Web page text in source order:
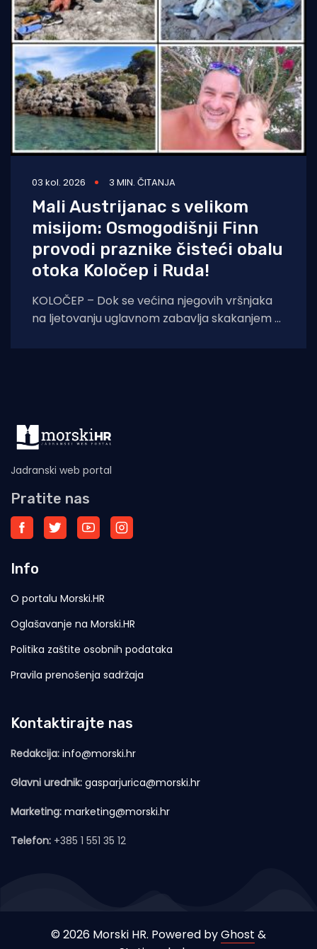
03 kol. 2026 3 MIN. ČITANJA
Mali Austrijanac s velikom
misijom: Osmogodišnji Finn
provodi praznike čisteći obalu
otoka Koločep i Ruda!
KOLOČEP – Dok se većina njegovih vršnjaka
na ljetovanju uglavnom zabavlja skakanjem u
Jadranski web portal
Pratite nas
Info
O portalu Morski.HR
Oglašavanje na Morski.HR
Politika zaštite osobnih podataka
Pravila prenošenja sadržaja
Kontaktirajte nas
Redakcija: info@morski.hr
Glavni urednik: gasparjurica@morski.hr
Marketing: marketing@morski.hr
Telefon: +385 1 551 35 12
© 2026 Morski HR. Powered byGhost &